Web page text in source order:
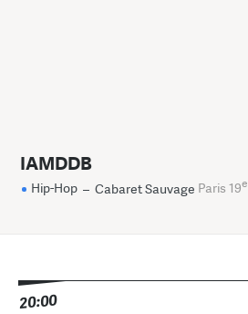
IAMDDB
Hip-Hop – Cabaret Sauvage Paris 19e
20:00